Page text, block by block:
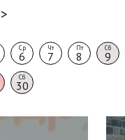
>
Ср
6
Чт
7
Пт
8
Сб
9
Сб
30